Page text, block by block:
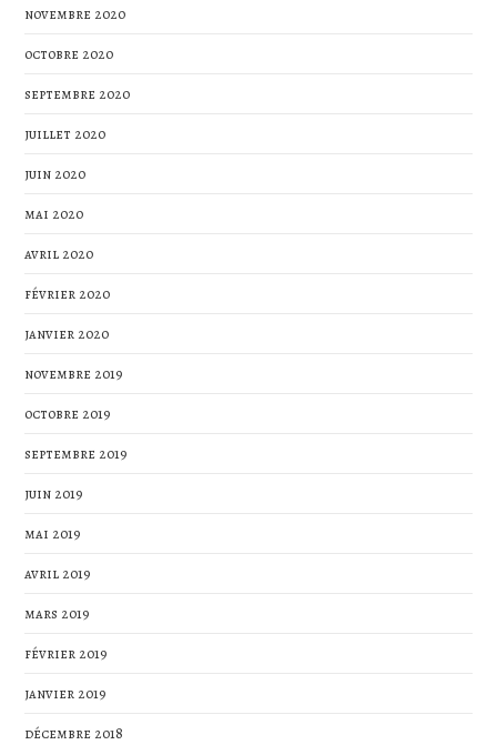
novembre 2020
octobre 2020
septembre 2020
juillet 2020
juin 2020
mai 2020
avril 2020
février 2020
janvier 2020
novembre 2019
octobre 2019
septembre 2019
juin 2019
mai 2019
avril 2019
mars 2019
février 2019
janvier 2019
décembre 2018